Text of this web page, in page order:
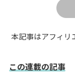
本記事はアフィリ
この連載の記事